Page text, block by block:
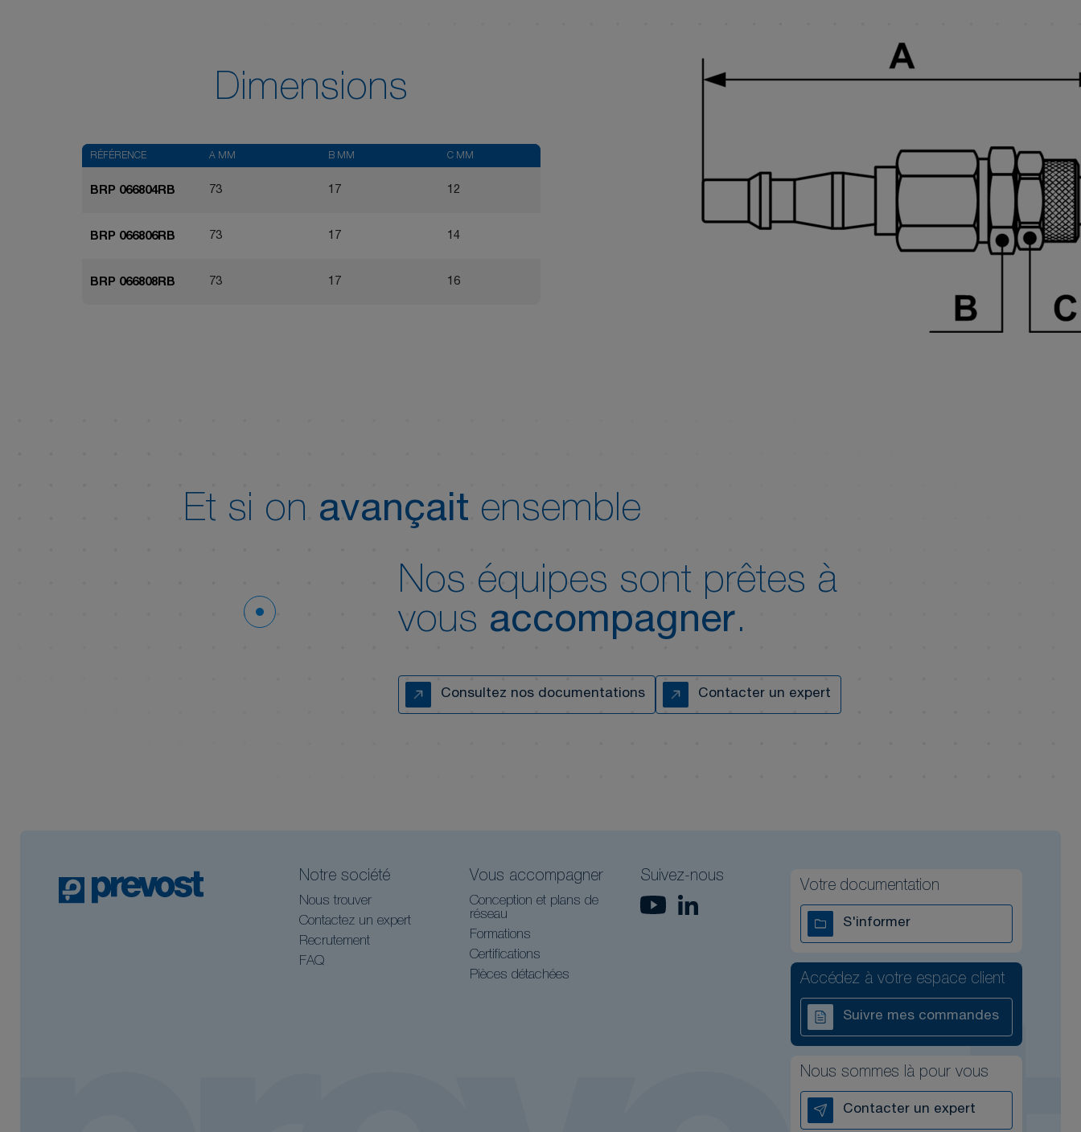
Dimensions
RÉFÉRENCE A MM B MM C MM
BRP 066804RB 73 17 12
BRP 066806RB 73 17 14
BRP 066808RB 73 17 16
Et si on avançait ensemble
Nos équipes sont prêtes à
vous accompagner.
Consultez nos documentations Contacter un expert
Notre société
Nous trouver
Contactez un expert
Recrutement
FAQ
Vous accompagner
Conception et plans de
réseau
Formations
Certifications
Pièces détachées
Suivez-nous
Votre documentation
S'informer
Accédez à votre espace client
Suivre mes commandes
Nous sommes là pour vous
Contacter un expert